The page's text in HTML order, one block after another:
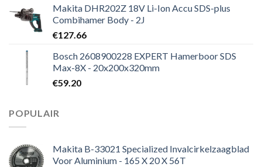
Makita DHR202Z 18V Li-Ion Accu SDS-plus
Combihamer Body - 2J
€127.66
Bosch 2608900228 EXPERT Hamerboor SDS
Max-8X - 20x200x320mm
€59.20
POPULAIR
Makita B-33021 Specialized Invalcirkelzaagblad
Voor Aluminium - 165 X 20 X 56T